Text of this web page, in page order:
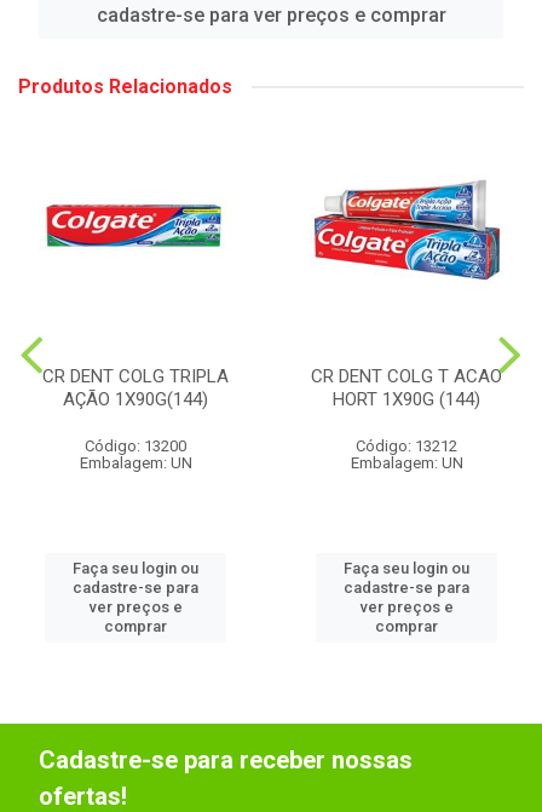
cadastre-se para ver preços e comprar
Produtos Relacionados
CR DENT COLG TRIPLA
AÇÃO 1X90G(144)
Código: 13200
Embalagem: UN
Faça seu login ou
cadastre-se para
ver preços e
comprar
CR DENT COLG T ACAO
HORT 1X90G (144)
Código: 13212
Embalagem: UN
Faça seu login ou
cadastre-se para
ver preços e
comprar
Cadastre-se para receber nossas
ofertas!